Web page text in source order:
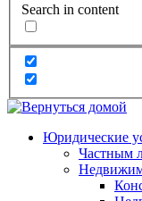
Search in content
Юридические
Частным